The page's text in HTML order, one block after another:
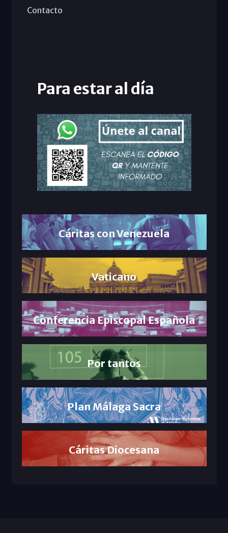
Contacto
Para estar al día
Cáritas con Venezuela
Vaticano
Conferencia Episcopal Española
Por tantos
Plan Málaga Sacra
Cáritas Diocesana